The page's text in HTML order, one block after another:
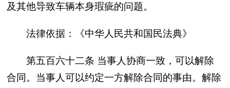
及其他导致车辆本身瑕疵的问题。
法律依据：《中华人民共和国民法典》
第五百六十二条 当事人协商一致，可以解除
合同。当事人可以约定一方解除合同的事由。解除